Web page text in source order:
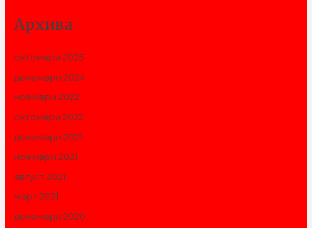
Архива
октомври 2025
декември 2024
ноември 2022
октомври 2022
декември 2021
ноември 2021
август 2021
март 2021
декември 2020